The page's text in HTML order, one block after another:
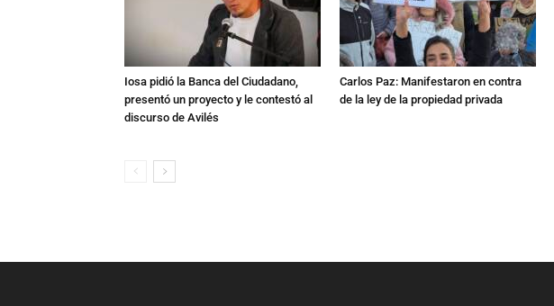
Iosa pidió la Banca del Ciudadano,
presentó un proyecto y le contestó al
discurso de Avilés
Carlos Paz: Manifestaron en contra
de la ley de la propiedad privada